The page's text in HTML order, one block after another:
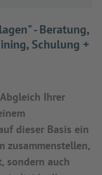
- Beratung,
Schulung +
Ihrer
dieser Basis ein
zusammenstellen,
sondern auch